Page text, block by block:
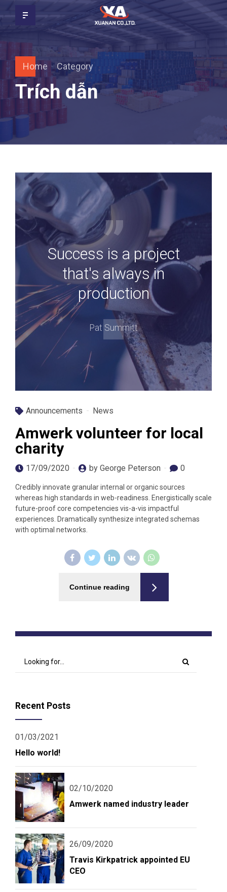
Home Category
Trích dẫn
Success is a project
that's always in
production
Pat Summitt
Announcements News
Amwerk volunteer for local
charity
17/09/2020 by George Peterson 0
Credibly innovate granular internal or organic sources
whereas high standards in web-readiness. Energistically scale
future-proof core competencies vis-a-vis impactful
experiences. Dramatically synthesize integrated schemas
with optimal networks.
Continue reading
Recent Posts
01/03/2021
Hello world!
02/10/2020
Amwerk named industry leader
26/09/2020
Travis Kirkpatrick appointed EU
CEO